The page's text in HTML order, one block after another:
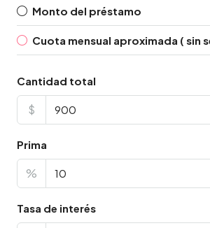
Monto del préstamo
Cuota mensual aproximada ( sin
Cantidad total
$
Prima
%
Tasa de interés